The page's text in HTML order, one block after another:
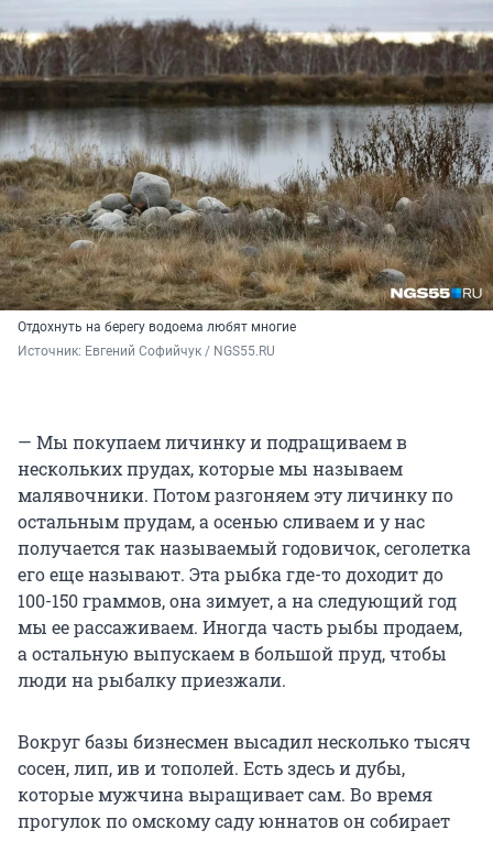
Отдохнуть на берегу водоема любят многие
Источник: Евгений Софийчук / NGS55.RU
— Мы покупаем личинку и подращиваем в
нескольких прудах, которые мы называем
малявочники. Потом разгоняем эту личинку по
остальным прудам, а осенью сливаем и у нас
получается так называемый годовичок, сеголетка
его еще называют. Эта рыбка где-то доходит до
100-150 граммов, она зимует, а на следующий год
мы ее рассаживаем. Иногда часть рыбы продаем,
а остальную выпускаем в большой пруд, чтобы
люди на рыбалку приезжали.
Вокруг базы бизнесмен высадил несколько тысяч
сосен, лип, ив и тополей. Есть здесь и дубы,
которые мужчина выращивает сам. Во время
прогулок по омскому саду юннатов он собирает